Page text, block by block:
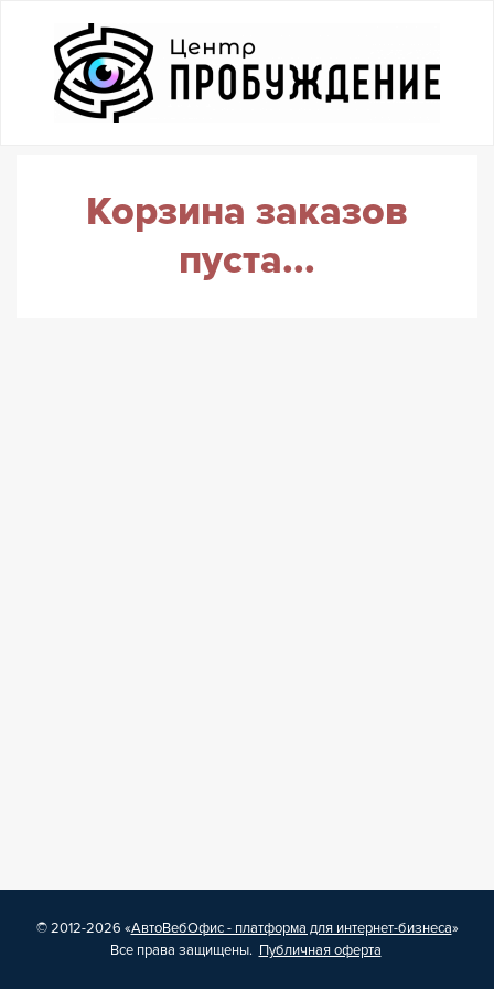
Корзина заказов
пуста...
© 2012-2026 «АвтоВебОфис - платформа для интернет-бизнеса»
Все права защищены. Публичная оферта